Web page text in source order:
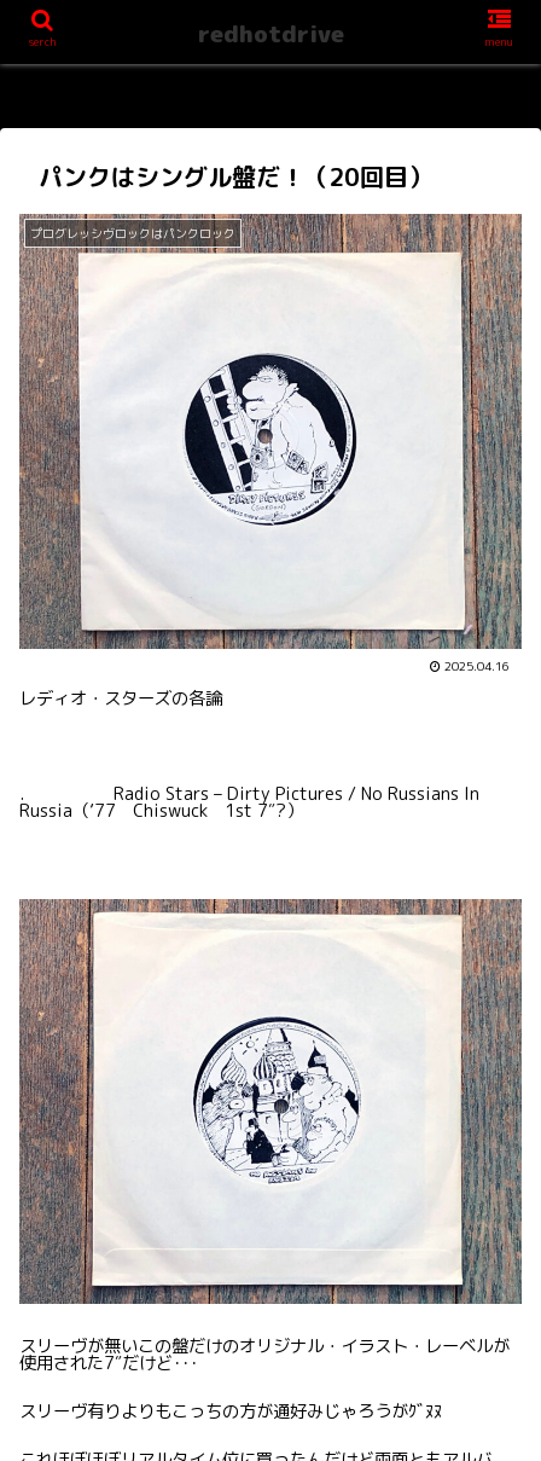
パンクはシングル盤だ！（20回目）
プログレッシヴロックはパンクロック
2025.04.16
レディオ・スターズの各論
. Radio Stars – Dirty Pictures / No Russians In
Russia（’77 Chiswuck 1st 7″?）
スリーヴが無いこの盤だけのオリジナル・イラスト・レーベルが
使用された7″だけど･･･
スリーヴ有りよりもこっちの方が通好みじゃろうがｸﾞﾇﾇ
serch redhotdrive menu